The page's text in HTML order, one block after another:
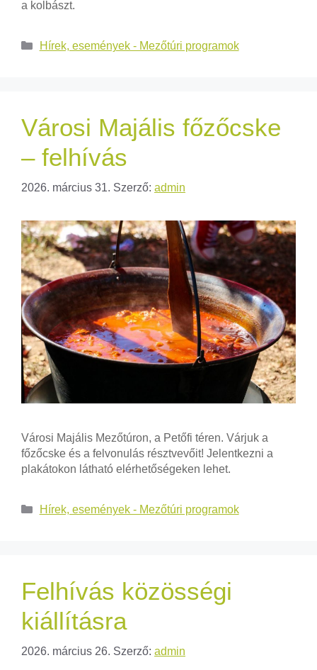
a kolbászt.
Hírek, események - Mezőtúri programok
Városi Majális főzőcske
– felhívás
2026. március 31. Szerző: admin
Városi Majális Mezőtúron, a Petőfi téren. Várjuk a
főzőcske és a felvonulás résztvevőit! Jelentkezni a
plakátokon látható elérhetőségeken lehet.
Hírek, események - Mezőtúri programok
Felhívás közösségi
kiállításra
2026. március 26. Szerző: admin